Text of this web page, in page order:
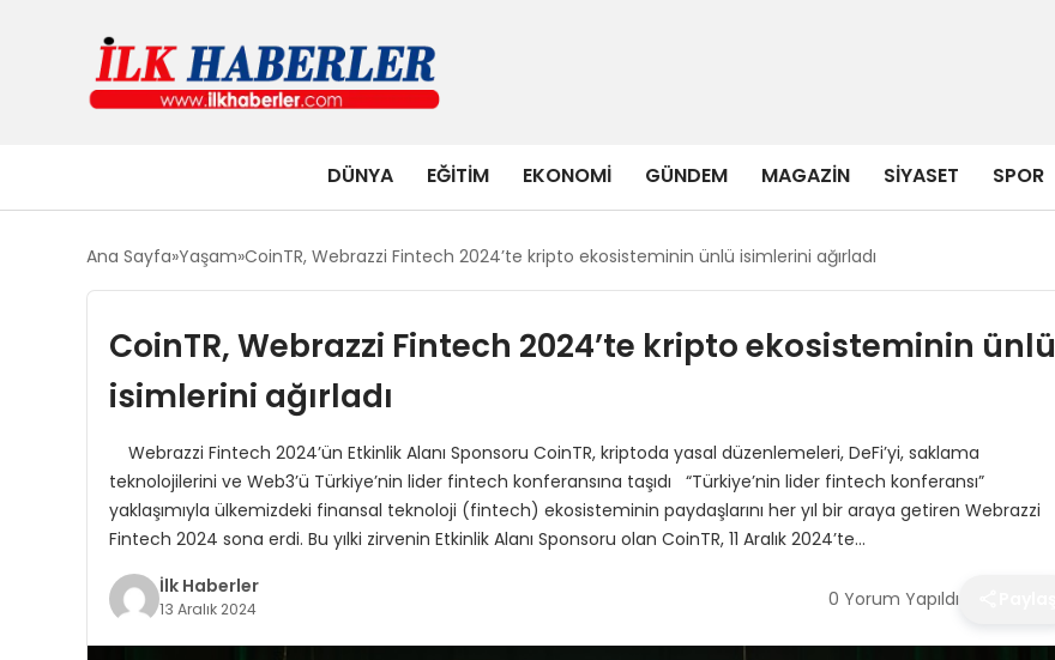
DÜNYA EĞITIM EKONOMI GÜNDEM MAGAZIN SIYASET SPOR
Ana Sayfa Yaşam CoinTR, Webrazzi Fintech 2024’te kripto ekosisteminin ünlü isimlerini ağırladı
CoinTR, Webrazzi Fintech 2024’te kripto ekosisteminin ünlü
isimlerini ağırladı
Webrazzi Fintech 2024’ün Etkinlik Alanı Sponsoru CoinTR, kriptoda yasal düzenlemeleri, DeFi’yi, saklama
teknolojilerini ve Web3’ü Türkiye’nin lider fintech konferansına taşıdı “Türkiye’nin lider fintech konferansı”
yaklaşımıyla ülkemizdeki finansal teknoloji (fintech) ekosisteminin paydaşlarını her yıl bir araya getiren Webrazzi
Fintech 2024 sona erdi. Bu yılki zirvenin Etkinlik Alanı Sponsoru olan CoinTR, 11 Aralık 2024’te…
İlk Haberler
13 Aralık 2024 0 Yorum Yapıldı